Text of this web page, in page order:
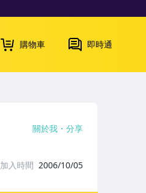
購物車 即時通
關於我 分享
加入時間 2006/10/05